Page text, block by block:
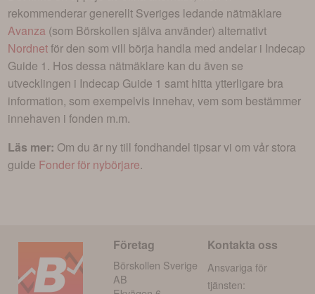
rekommenderar generellt Sveriges ledande nätmäklare
Avanza (som Börskollen själva använder) alternativt
Nordnetför den som vill börja handla med andelar i Indecap
Guide 1. Hos dessa nätmäklare kan du även se
utvecklingen i Indecap Guide 1 samt hitta ytterligare bra
information, som exempelvis innehav, vem som bestämmer
innehaven i fonden m.m.
Läs mer: Om du är ny till fondhandel tipsar vi om vår stora
guide Fonder för nybörjare.
Företag
Börskollen Sverige
AB
Kontakta oss
Ansvariga för
tjänsten: